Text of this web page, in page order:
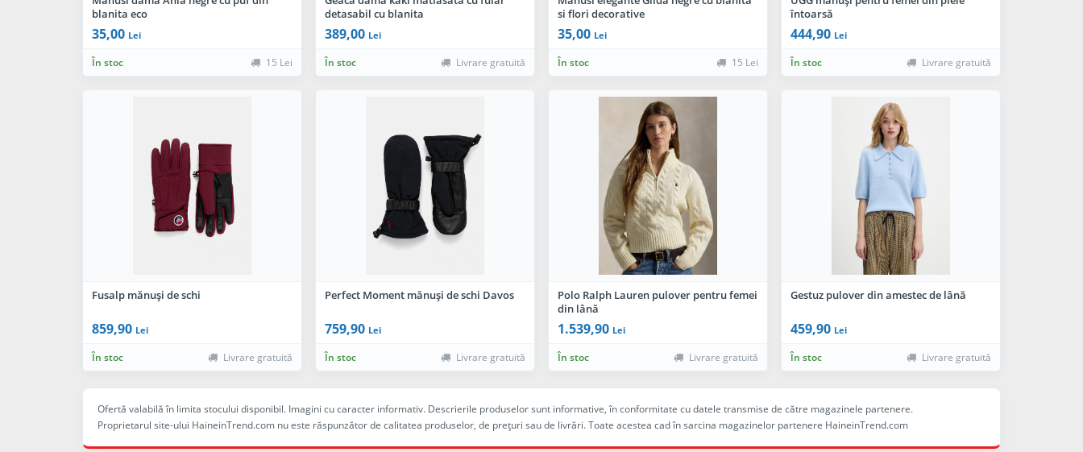
blanita eco
35,00 Lei
În stoc 15 Lei
detasabil cu blanita
389,00 Lei
În stoc Livrare gratuită
si flori decorative
35,00 Lei
În stoc 15 Lei
întoarsă
444,90 Lei
În stoc Livrare gratuită
Fusalp mănuși de schi
859,90 Lei
În stoc Livrare gratuită
Perfect Moment mănuși de schi Davos
759,90 Lei
În stoc Livrare gratuită
Polo Ralph Lauren pulover pentru femei
din lână
1.539,90 Lei
În stoc Livrare gratuită
Gestuz pulover din amestec de lână
459,90 Lei
În stoc Livrare gratuită
Ofertă valabilă în limita stocului disponibil. Imagini cu caracter informativ. Descrierile produselor sunt informative, în conformitate cu datele transmise de către magazinele partenere.
Proprietarul site-ului HaineinTrend.com nu este răspunzător de calitatea produselor, de preţuri sau de livrări. Toate acestea cad în sarcina magazinelor partenere HaineinTrend.com